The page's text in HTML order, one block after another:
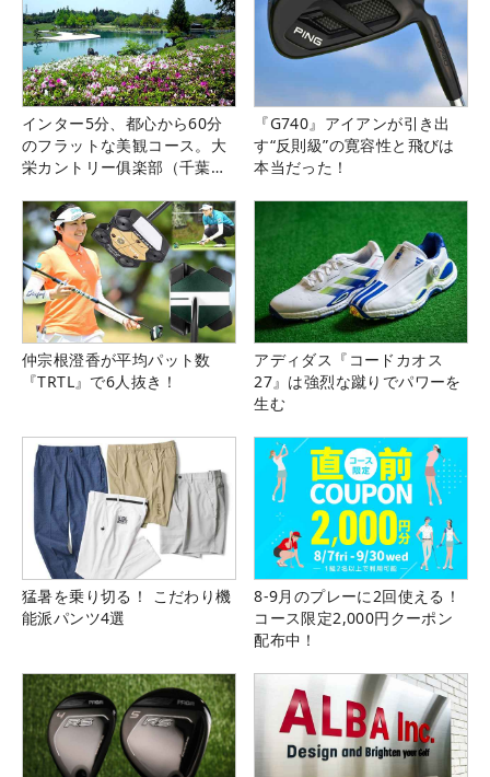
インター5分、都心から60分
のフラットな美観コース。大
栄カントリー俱楽部（千葉
『G740』アイアンが引き出
す“反則級”の寛容性と飛びは
本当だった！
仲宗根澄香が平均パット数
『TRTL』で6人抜き！
アディダス『コードカオス
27』は強烈な蹴りでパワーを
生む
猛暑を乗り切る！ こだわり機
能派パンツ4選
8-9月のプレーに2回使える！
コース限定2,000円クーポン
配布中！